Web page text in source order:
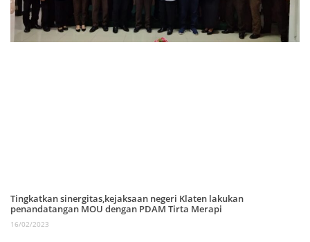
Tingkatkan sinergitas,kejaksaan negeri Klaten lakukan
penandatangan MOU dengan PDAM Tirta Merapi
16/02/2023